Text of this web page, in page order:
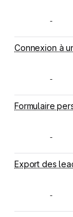
-
Connexion à
-
Formulaire
-
Export des
-